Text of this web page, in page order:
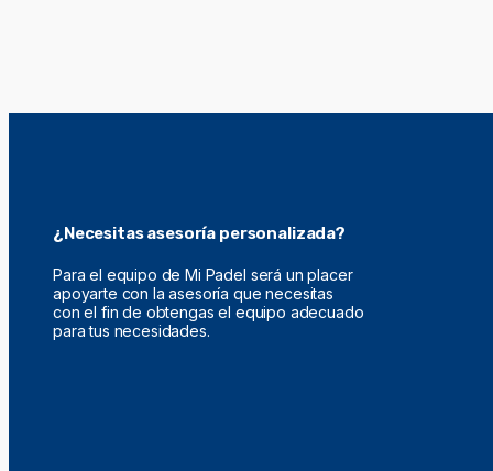
¿Necesitas asesoría personalizada?
Para el equipo de Mi Padel será un placer
apoyarte con la asesoría que necesitas
con el fin de obtengas el equipo adecuado
para tus necesidades.